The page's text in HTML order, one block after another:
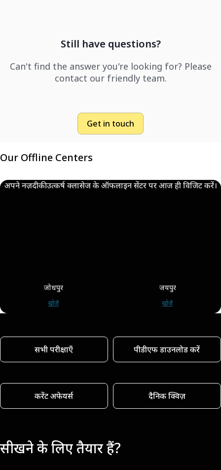
Still have questions?
Can't find the answer you're looking for? Please
contact our friendly team.
Get in touch
Our Offline Centers
अपने नज़दीकी उत्कर्ष क्लासेज के ऑफलाइन सेंटर पर आज ही विजिट करें।
जोधपुर
खोजें
जयपुर
खोजें
सभी परीक्षाएँ पीडीएफ डाउनलोड करें
करेंट अफेयर्स दैनिक क्विज़
सीखने के लिए तैयार हैं?